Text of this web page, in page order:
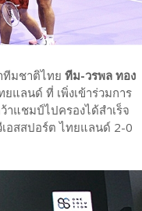
ทีมชาติไทย ทีม-วรพล ทอง
แลนด์ ที่ เพิ่งเข้าร่วมการ
แชมป์ไปครองได้สำเร็จ
อสสปอร์ต ไทยแลนด์ 2-0